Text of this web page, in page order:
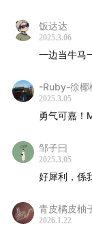
* 制作名单
录音制作 |
声音编辑 |
文字编辑 |
运营管理 |
联系方式 |
加听友群 |
饭达达
2025.3.06
一边当牛马
-Ruby-徐椰
2025.3.05
勇气可嘉！
邹子曰
2025.3.05
好犀利，係
青皮橘皮柚
2026.1.22